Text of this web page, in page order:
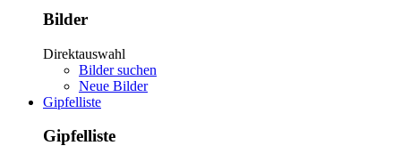
Bilder
Direktauswahl
Bilder suchen
Neue Bilder
Gipfelliste
Gipfelliste